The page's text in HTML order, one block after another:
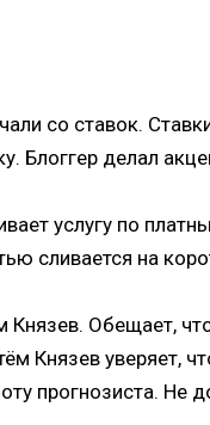
со ставок.
Блоггер делал
услугу по
сливается на
Обещает,
Князев уверяет,
прогнозиста. Не